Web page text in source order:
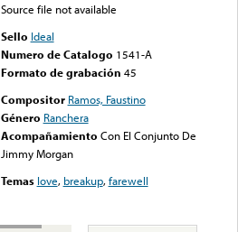
Source file not available
Sello Ideal
Numero de Catalogo 1541-A
Formato de grabación 45
Compositor Ramos, Faustino
Género Ranchera
Acompañamiento Con El Conjunto De
Jimmy Morgan
Temas love, breakup,farewell